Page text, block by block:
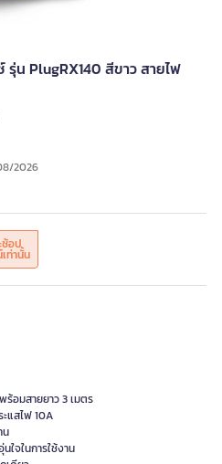
รุ่น PlugRX140 สีขาว สายไฟ
ช้อป
ท่านั้น
2026
อมสายยาว 3 เมตร
แสไฟ 10A
น
ใจในการใช้งาน